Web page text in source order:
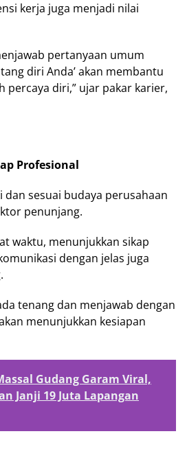
kerja juga menjadi nilai
pertanyaan umum
diri Anda’ akan membantu
percaya diri,” ujar pakar karier,
Profesional
dan sesuai budaya perusahaan
penunjang.
waktu, menunjukkan sikap
dengan jelas juga
tenang dan menjawab dengan
menunjukkan kesiapan
Gudang Garam Viral,
Janji 19 Juta Lapangan